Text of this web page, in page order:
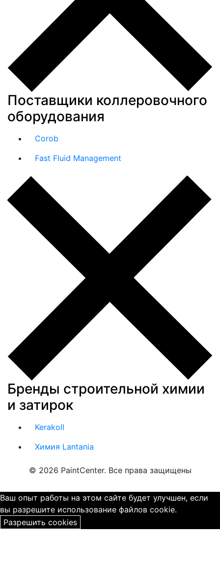
Поставщики коллеровочного
оборудования
Corob
Fast Fluid Management
Бренды строительной химии
и затирок
Kerakoll
Химия Lantania
© 2026 PaintCenter. Все права защищены
Ваш опыт работы на этом сайте будет улучшен, если
вы разрешите использование файлов cookie.
Разрешить cookies